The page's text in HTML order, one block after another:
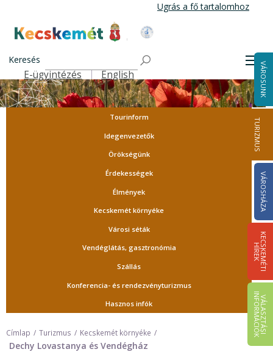
tartalomra
Ugrás a fő tartalomhoz
Kecskemét Város Honlapja
Keresés
Felső navigáció
E-ügyintézés English VÁROSUNK
TURIZMUS
VÁROSHÁZA
K
E
C
S
K
E
M
É
T
I
HÍ
R
E
K
V
Á
L
A
S
Z
T
Á
S
I
IN
F
O
R
M
Á
C
I
Ó
K
Tourinform
Idegenvezetők
Örökségünk
Érdekességek
Élmények
Kecskemét környéke
Városi séták
Vendéglátás, gasztronómia
Szállás
Konferencia- és rendezvényturizmus
Hasznos infók
Címlap Turizmus Kecskemét környéke
Dechy Lovastanya és Vendégház